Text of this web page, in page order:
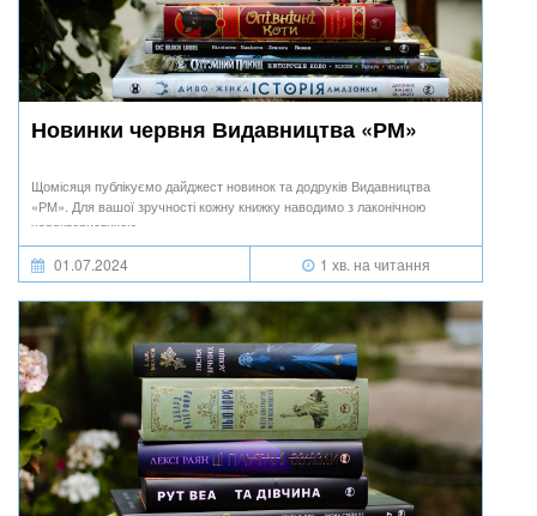
Новинки червня Видавництва «РМ»
Щомісяця публікуємо дайджест новинок та додруків Видавництва
«РМ». Для вашої зручності кожну книжку наводимо з лаконічною
характеристикою.
01.07.2024 1 хв. на читання